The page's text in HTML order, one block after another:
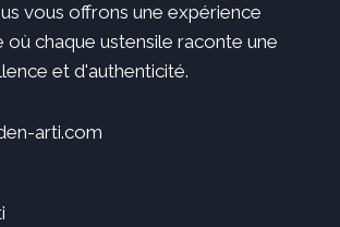
vous offrons une expérience
où chaque ustensile raconte une
et d'authenticité.
arti.com